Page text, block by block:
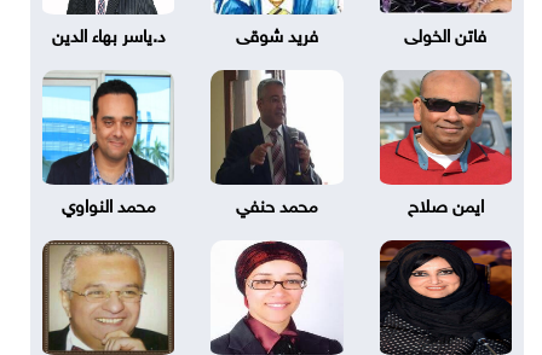
فاتن الخولى فريد شوقى د.ياسر بهاء الدين
ايمن صلاح محمد حنفي محمد النواوي